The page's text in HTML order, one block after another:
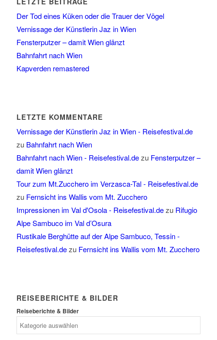
Der Tod eines Küken oder die Trauer der Vögel
Vernissage der Künstlerin Jaz in Wien
Fensterputzer – damit Wien glänzt
Bahnfahrt nach Wien
Kapverden remastered
LETZTE KOMMENTARE
Vernissage der Künstlerin Jaz in Wien - Reisefestival.de
zu Bahnfahrt nach Wien
Bahnfahrt nach Wien - Reisefestival.dezu Fensterputzer –
damit Wien glänzt
Tour zum Mt.Zucchero im Verzasca-Tal - Reisefestival.de
zu Fernsicht ins Wallis vom Mt. Zucchero
Impressionen im Val d'Osola - Reisefestival.dezu Rifugio
Alpe Sambuco im Val d’Osura
Rustikale Berghütte auf der Alpe Sambuco, Tessin -
Reisefestival.dezu Fernsicht ins Wallis vom Mt. Zucchero
REISEBERICHTE & BILDER
Reiseberichte & Bilder